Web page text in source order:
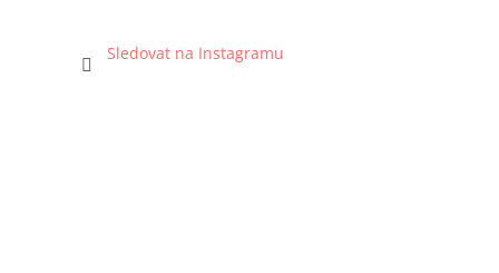
Sledovat na Instagramu